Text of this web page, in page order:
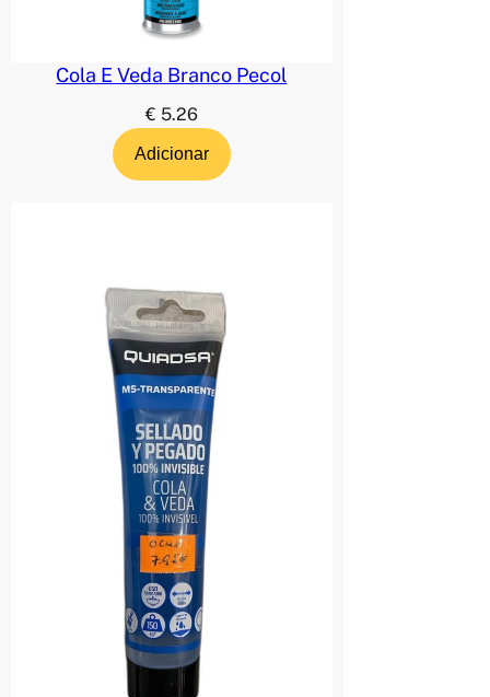
Cola E Veda Branco Pecol
€ 5.26
Adicionar